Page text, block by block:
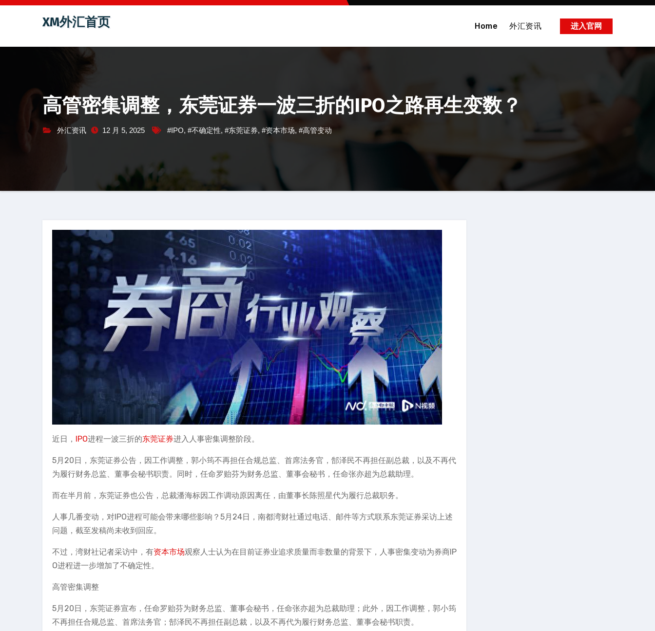
跳
容
XM外汇首页 Home 外汇资讯 进入官网
高管密集调整，东莞证券一波三折的IPO之路再生变数？
外汇资讯 12 月 5, 2025 #IPO, #不确定性, #东莞证券, #资本市场, #高管变动
近日， IPO进程一波三折的东莞证券进入人事密集调整阶段。
5月20日，东莞证券公告，因工作调整，郭小筠不再担任合规总监、首席法务官，郜泽民不再担任副总裁，以及不再代
为履行财务总监、董事会秘书职责。同时，任命罗贻芬为财务总监、董事会秘书，任命张亦超为总裁助理。
而在半月前，东莞证券也公告，总裁潘海标因工作调动原因离任，由董事长陈照星代为履行总裁职务。
人事几番变动，对IPO进程可能会带来哪些影响？5月24日，南都湾财社通过电话、邮件等方式联系东莞证券采访上述
问题，截至发稿尚未收到回应。
不过，湾财社记者采访中，有资本市场观察人士认为在目前证券业追求质量而非数量的背景下，人事密集变动为券商IP
O进程进一步增加了不确定性。
高管密集调整
5月20日，东莞证券宣布，任命罗贻芬为财务总监、董事会秘书，任命张亦超为总裁助理；此外，因工作调整，郭小筠
不再担任合规总监、首席法务官；郜泽民不再担任副总裁，以及不再代为履行财务总监、董事会秘书职责。